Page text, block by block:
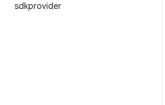
sdkprovider